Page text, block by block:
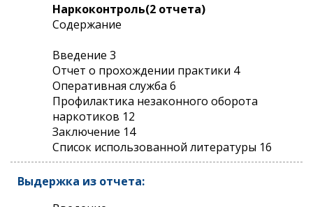
Наркоконтроль(2 отчета)
Содержание
Введение 3
Отчет о прохождении практики 4
Оперативная служба 6
Профилактика незаконного оборота
наркотиков 12
Заключение 14
Список использованной литературы 16
Выдержка из отчета: